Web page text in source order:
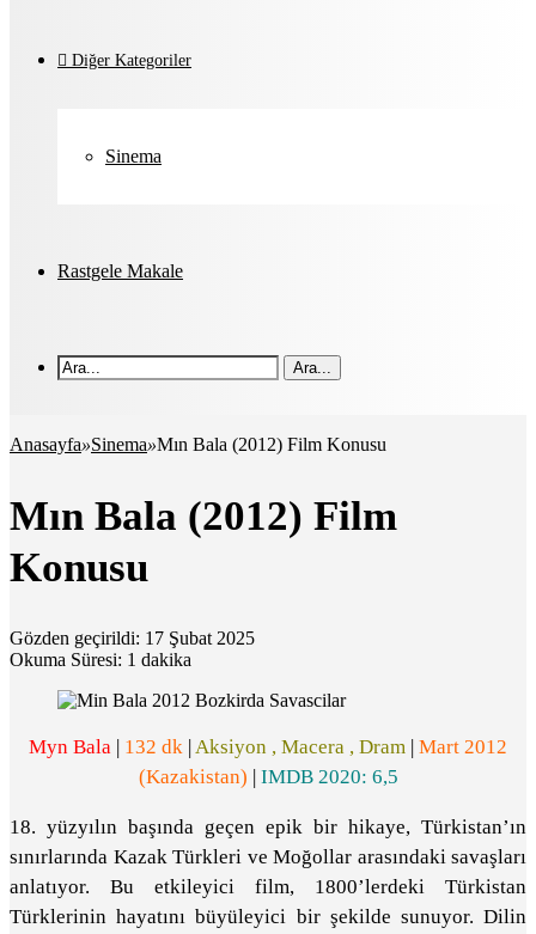
Diğer Kategoriler
Sinema
Rastgele Makale
Ara...
Anasayfa»Sinema»Mın Bala (2012) Film Konusu
Mın Bala (2012) Film
Konusu
Gözden geçirildi: 17 Şubat 2025
Okuma Süresi: 1 dakika
Myn Bala | 132 dk |Aksiyon , Macera , Dram | Mart 2012
(Kazakistan) | IMDB 2020: 6,5
18. yüzyılın başında geçen epik bir hikaye, Türkistan’ın
sınırlarında Kazak Türkleri ve Moğollar arasındaki savaşları
anlatıyor. Bu etkileyici film, 1800’lerdeki Türkistan
Türklerinin hayatını büyüleyici bir şekilde sunuyor. Dilin